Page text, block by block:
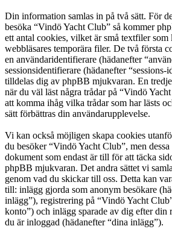
Din information samlas in på två sätt. För
besöka “Vindö Yacht Club” så kommer
ett antal cookies, vilket är små textfiler
webbläsares temporära filer. De två första
en användaridentifierare (hädanefter
sessionsidentifierare (hädanefter “sessions-
tilldelas dig av phpBB mjukvaran. En
när du väl läst några trådar på “Vindö
att komma ihåg vilka trådar som har lästs
sätt förbättras din användarupplevelse.
Vi kan också möjligen skapa cookies
du besöker “Vindö Yacht Club”, men
dokument som endast är till för att täcka
phpBB mjukvaran. Det andra sättet vi
genom vad du skickar till oss. Detta kan
till: inlägg gjorda som anonym besökare
inlägg”), registrering på “Vindö Yacht
konto”) och inlägg sparade av dig efter din
du är inloggad (hädanefter “dina inlägg”).